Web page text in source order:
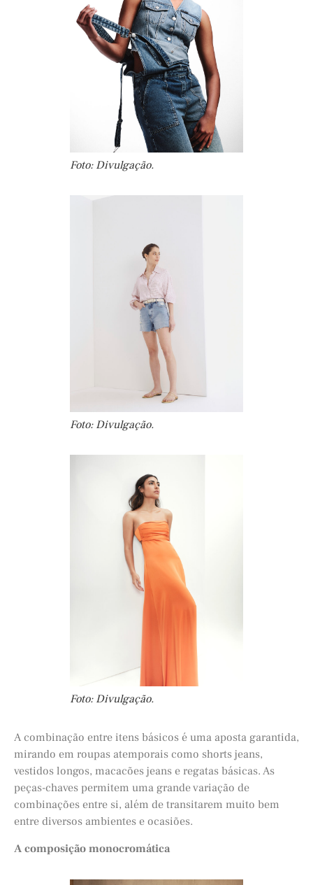
Foto: Divulgação.
Foto: Divulgação.
Foto: Divulgação.
A combinação entre itens básicos é uma aposta garantida,
mirando em roupas atemporais como shorts jeans,
vestidos longos, macacões jeans e regatas básicas. As
peças-chaves permitem uma grande variação de
combinações entre si, além de transitarem muito bem
entre diversos ambientes e ocasiões.
A composição monocromática